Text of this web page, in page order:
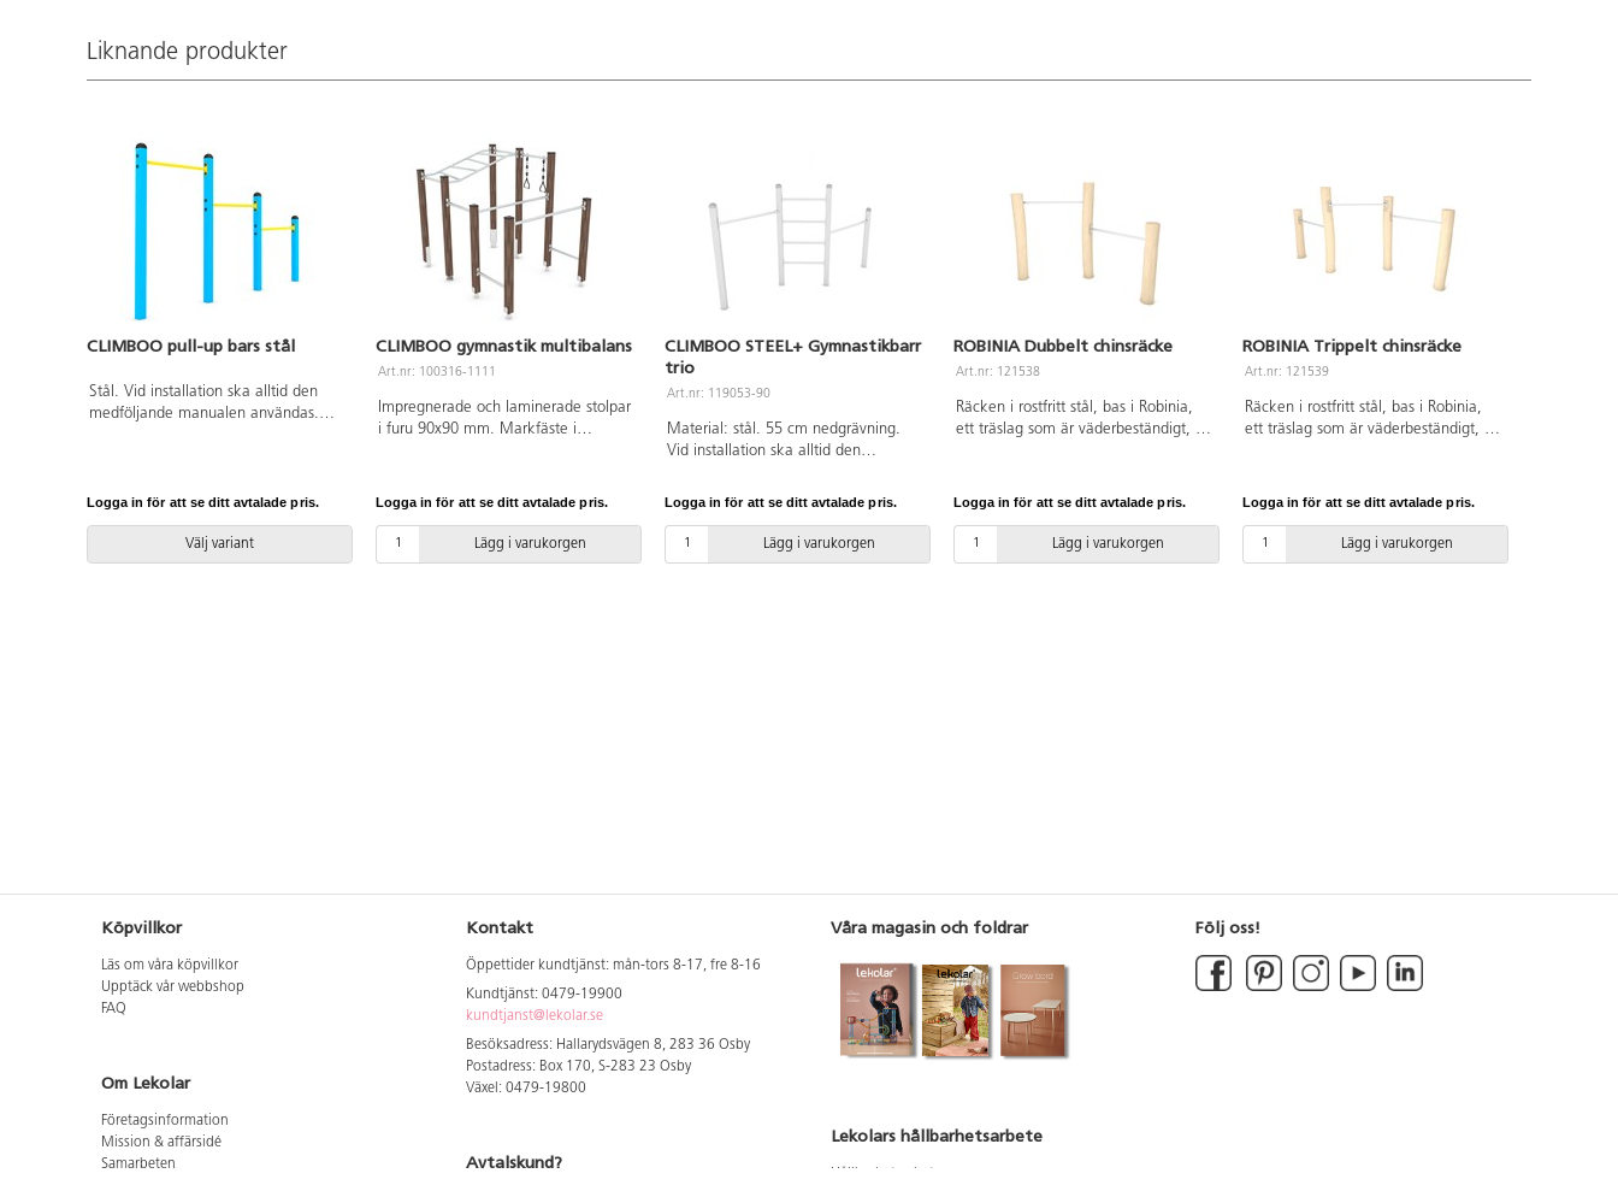
Liknande produkter
CLIMBOO pull-up bars stål
Stål. Vid installation ska alltid den
medföljande manualen användas.
Inkluderar markförankring K1.
Logga in för att se ditt avtalade pris.
Välj variant
CLIMBOO gymnastik multibalans
Art.nr: 100316-1111
Impregnerade och laminerade stolpar
i furu 90x90 mm. Markfäste i
förbundna av hållbara plastdetaljer.
Ribbor i rostfritt stål. Vid installation
Logga in för att se ditt avtalade pris.
Lägg i varukorgen
CLIMBOO STEEL+ Gymnastikbarr
trio
Art.nr: 119053-90
Material: stål. 55 cm nedgrävning.
Vid installation ska alltid den
artikelnummer CLIMBOO
STEEL+1750 Inkluderar
Logga in för att se ditt avtalade pris.
Lägg i varukorgen
ROBINIA Dubbelt chinsräcke
Art.nr: 121538
Räcken i rostfritt stål, bas i Robinia,
ett träslag som är väderbeständigt, tar
på begäran. Leverantörens
artikelnummer Robinia RB1264
Logga in för att se ditt avtalade pris.
Lägg i varukorgen
ROBINIA Trippelt chinsräcke
Art.nr: 121539
Räcken i rostfritt stål, bas i Robinia,
ett träslag som är väderbeständigt, tar
på begäran. Leverantörens
artikelnummer Robinia RB1265
Logga in för att se ditt avtalade pris.
Lägg i varukorgen
Köpvillkor
Läs om våra köpvillkor
Upptäck vår webbshop
FAQ
Om Lekolar
Företagsinformation
Mission & affärsidé
Samarbeten
Kontakt
Öppettider kundtjänst: mån-tors 8-17, fre 8-16
Kundtjänst: 0479-19900
kundtjanst@lekolar.se
Besöksadress: Hallarydsvägen 8, 283 36 Osby
Postadress: Box 170, S-283 23 Osby
Växel: 0479-19800
Avtalskund?
Våra magasin och foldrar
Lekolars hållbarhetsarbete
Följ oss!